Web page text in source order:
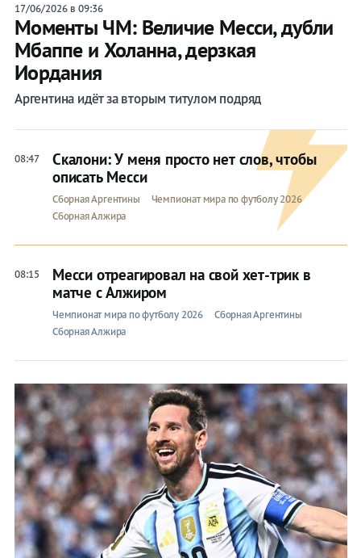
17/06/2026 в 09:36
Моменты ЧМ: Величие Месси, дубли
Мбаппе и Холанна, дерзкая
Иордания
Аргентина идёт за вторым титулом подряд
08:47
Скалони: У меня просто нет слов, чтобы
описать Месси
Сборная Аргентины
Чемпионат мира по футболу 2026
Сборная Алжира
08:15
Месси отреагировал на свой хет-трик в
матче с Алжиром
Чемпионат мира по футболу 2026
Сборная Аргентины
Сборная Алжира